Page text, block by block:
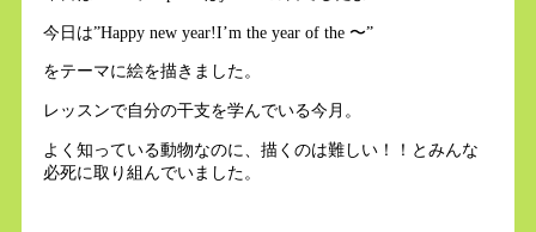
今日は”Happy new year!I’m the year of the 〜”
をテーマに絵を描きました。
レッスンで自分の干支を学んでいる今月。
よく知っている動物なのに、描くのは難しい！！とみんな
必死に取り組んでいました。